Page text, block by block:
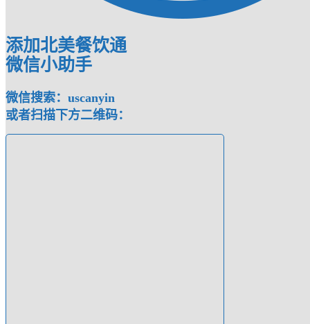
添加北美餐饮通
微信小助手
微信搜索：uscanyin
或者扫描下方二维码：